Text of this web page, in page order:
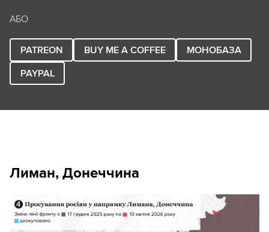
АБО
PATREON BUY ME A COFFEE
МОНОБАЗА
PAYPAL
Лиман, Донеччина